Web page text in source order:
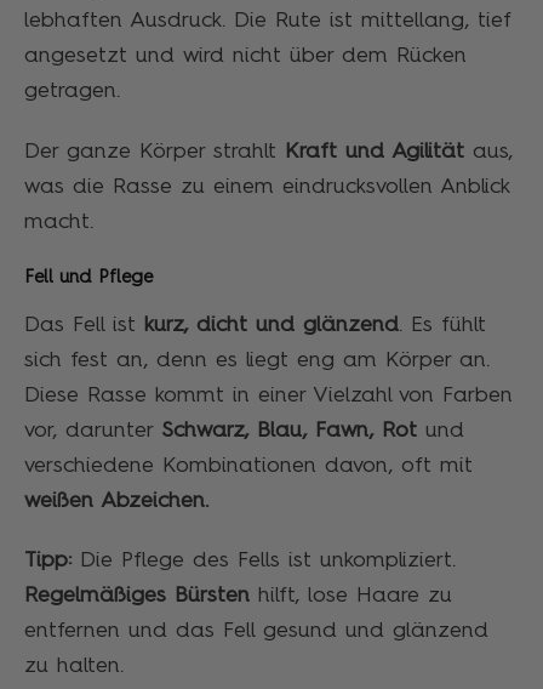
lebhaften Ausdruck. Die Rute ist mittellang, tief
angesetzt und wird nicht über dem Rücken
getragen.
Der ganze Körper strahlt Kraft und Agilität aus,
was die Rasse zu einem eindrucksvollen Anblick
macht.
Fell und Pflege
Das Fell ist kurz, dicht und glänzend . Es fühlt
sich fest an, denn es liegt eng am Körper an.
Diese Rasse kommt in einer Vielzahl von Farben
vor, darunter Schwarz, Blau, Fawn, Rot und
verschiedene Kombinationen davon, oft mit
weißen Abzeichen.
Tipp: Die Pflege des Fells ist unkompliziert.
Regelmäßiges Bürsten hilft, lose Haare zu
entfernen und das Fell gesund und glänzend
zu halten.